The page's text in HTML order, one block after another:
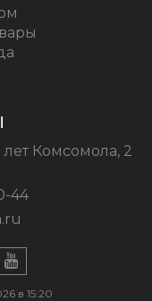
лет Комсомола, 2
44
в 15:20